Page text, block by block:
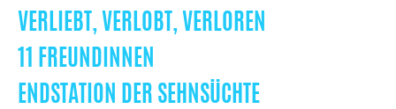
VERLIEBT, VERLOBT, VERLOREN
11 FREUNDINNEN
ENDSTATION DER SEHNSÜCHTE